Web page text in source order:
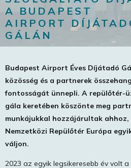
A BUDAPEST
AIRPORT
GÁLÁN
Budapest Airport Éves Díjátadó
közösség és a partnerek
fontosságát ünnepli. A repülőtér-
gála keretében köszönte meg
munkájukkal hozzájárultak ahhoz,
Nemzetközi Repülőtér Európa
váljon.
2023 az egyik legsikeresebb év volt